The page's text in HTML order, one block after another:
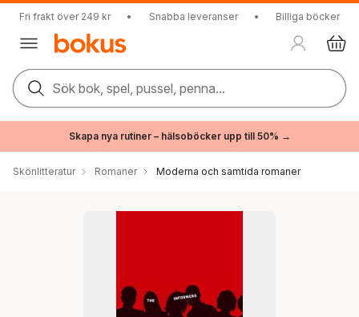
Fri frakt över 249 kr • Snabba leveranser • Billiga böcker
Sök bok, spel, pussel, penna...
Skapa nya rutiner – hälsoböcker upp till 50% →
Skönlitteratur Romaner Moderna och samtida romaner